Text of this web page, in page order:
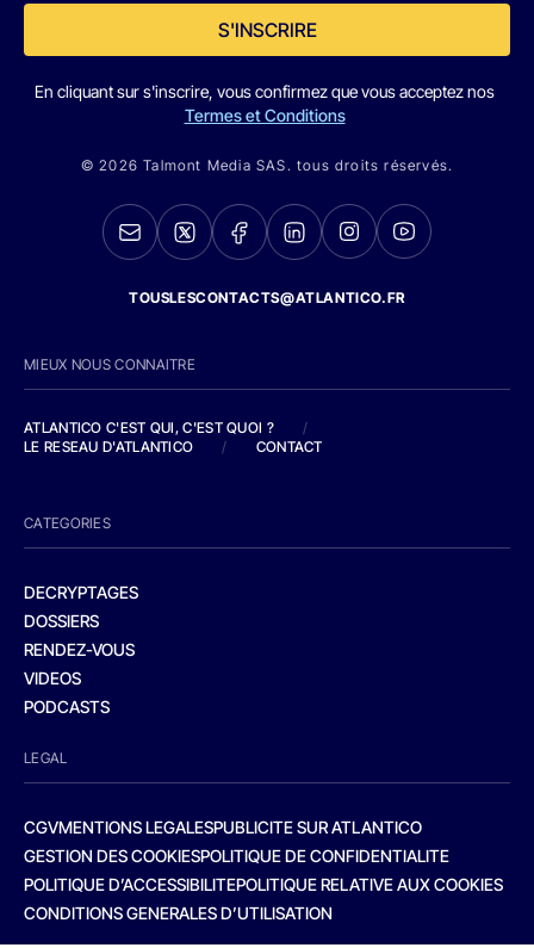
S'INSCRIRE
En cliquant sur s'inscrire, vous confirmez que vous acceptez nos
Termes et Conditions
© 2026 Talmont Media SAS. tous droits réservés.
TOUSLESCONTACTS@ATLANTICO.FR
MIEUX NOUS CONNAITRE
ATLANTICO C'EST QUI, C'EST QUOI ?
/
LE RESEAU D'ATLANTICO
/ CONTACT
CATEGORIES
DECRYPTAGES
DOSSIERS
RENDEZ-VOUS
VIDEOS
PODCASTS
LEGAL
CGVMENTIONS LEGALESPUBLICITE SUR ATLANTICO
GESTION DES COOKIESPOLITIQUE DE CONFIDENTIALITE
POLITIQUE D’ACCESSIBILITEPOLITIQUE RELATIVE AUX COOKIES
CONDITIONS GENERALES D’UTILISATION